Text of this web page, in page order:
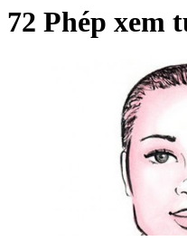
72 Phép xem